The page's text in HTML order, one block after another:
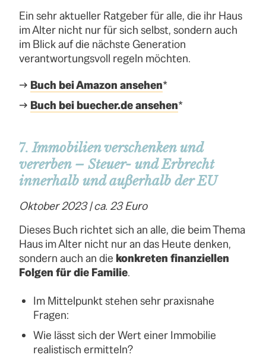
Ein sehr aktueller Ratgeber für alle, die ihr Haus
im Alter nicht nur für sich selbst, sondern auch
im Blick auf die nächste Generation
verantwortungsvoll regeln möchten.
→ Buch bei Amazon ansehen*
→ Buch bei buecher.de ansehen*
7.Immobilien verschenken und
vererben – Steuer- und Erbrecht
innerhalb und außerhalb der EU
Oktober 2023 | ca. 23 Euro
Dieses Buch richtet sich an alle, die beim Thema
Haus im Alter nicht nur an das Heute denken,
sondern auch an diekonkreten finanziellen
Folgen für die Familie.
Im Mittelpunkt stehen sehr praxisnahe
Fragen:
Wie lässt sich der Wert einer Immobilie
realistisch ermitteln?